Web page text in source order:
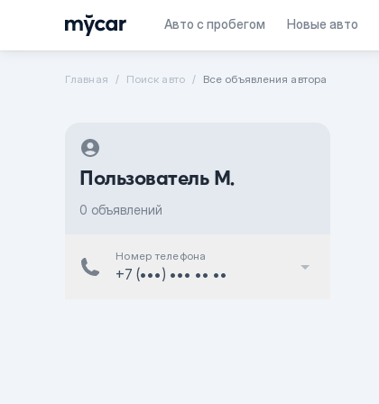
Авто с пробегом Новые авто
Главная Поиск авто Все объявления автора
Пользователь M.
0 объявлений
Номер телефона
+7 (•••) ••• •• ••